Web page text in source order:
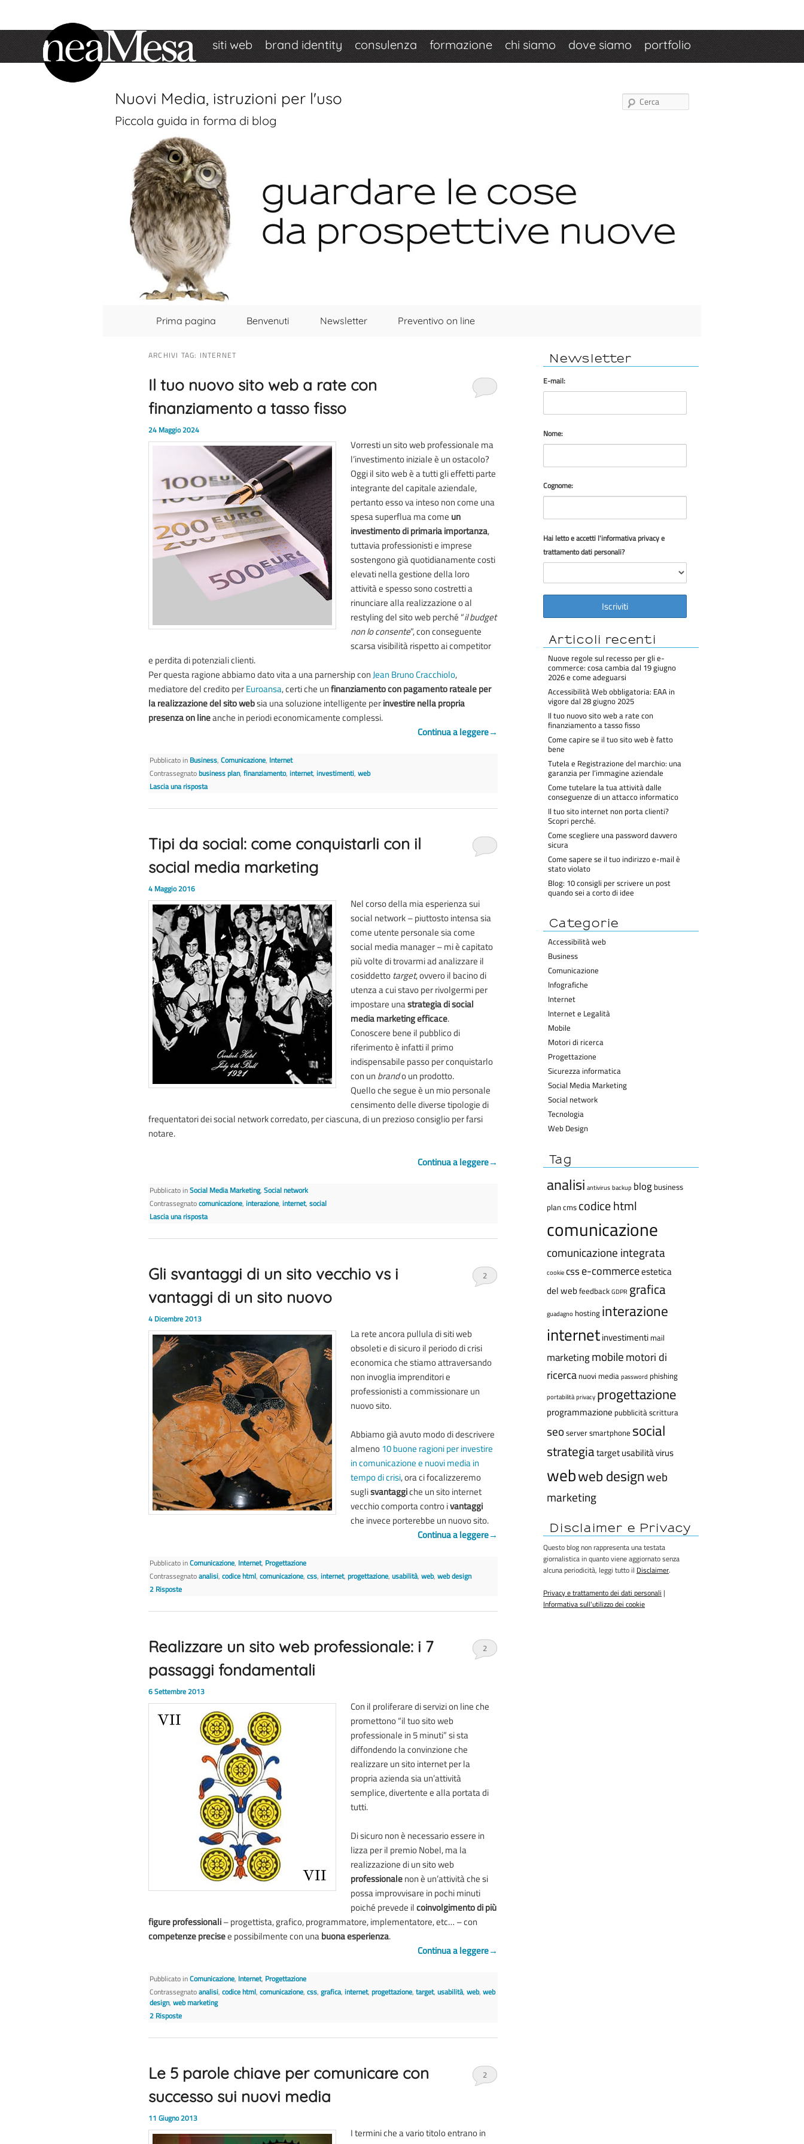
siti web brand identity consulenza formazione chi siamo dove siamo portfolio
Nuovi Media, istruzioni per l'uso
Piccola guida in forma di blog
Vai al contenuto principale
Vai al contenuto secondario
Prima pagina Benvenuti Newsletter Preventivo on line
ARCHIVI TAG: INTERNET
Il tuo nuovo sito web a rate con
finanziamento a tasso fisso
24 Maggio 2024
Vorresti un sito web professionale ma
l’investimento iniziale è un ostacolo?
Oggi il sito web è a tutti gli effetti parte
integrante del capitale aziendale,
pertanto esso va inteso non come una
spesa superflua ma comeun
investimento di primaria importanza,
tuttavia professionisti e imprese
sostengono già quotidianamente costi
elevati nella gestione della loro
attività e spesso sono costretti a
rinunciare alla realizzazione o al
restyling del sito web perché “il budget
non lo consente”, con conseguente
scarsa visibilità rispetto ai competitor
e perdita di potenziali clienti.
Per questa ragione abbiamo dato vita a una parnership conJean Bruno Cracchiolo,
mediatore del credito perEuroansa, certi che unfinanziamento con pagamento rateale per
la realizzazione del sito websia una soluzione intelligente perinvestire nella propria
presenza on lineanche in periodi economicamente complessi.
Continua a leggere→
Pubblicato inBusiness,Comunicazione, Internet
Contrassegnatobusiness plan,finanziamento,internet,investimenti,web
Lascia una risposta
Tipi da social: come conquistarli con il
social media marketing
4 Maggio 2016
Nel corso della mia esperienza sui
social network – piuttosto intensa sia
come utente personale sia come
social media manager – mi è capitato
più volte di trovarmi ad analizzare il
cosiddettotarget, ovvero il bacino di
utenza a cui stavo per rivolgermi per
impostare unastrategia di social
media marketing efficace.
Conoscere bene il pubblico di
riferimento è infatti il primo
indispensabile passo per conquistarlo
con unbrando un prodotto.
Quello che segue è un mio personale
censimento delle diverse tipologie di
frequentatori dei social network corredato, per ciascuna, di un prezioso consiglio per farsi
notare.
Continua a leggere→
Pubblicato inSocial Media Marketing,Social network
Contrassegnatocomunicazione,interazione,internet,social
Lascia una risposta
Gli svantaggi di un sito vecchio vs i
vantaggi di un sito nuovo
4 Dicembre 2013
2
La rete ancora pullula di siti web
obsoleti e di sicuro il periodo di crisi
economica che stiamo attraversando
non invoglia imprenditori e
professionisti a commissionare un
nuovo sito.
Abbiamo già avuto modo di descrivere
almeno10 buone ragioni per investire
in comunicazione e nuovi media in
tempo di crisi, ora ci focalizzeremo
suglisvantaggiche un sito internet
vecchio comporta contro ivantaggi
che invece porterebbe un nuovo sito.
Continua a leggere→
Pubblicato inComunicazione, Internet, Progettazione
Contrassegnatoanalisi,codice html,comunicazione,css,internet,progettazione,usabilità,web,web design
2Risposte
Realizzare un sito web professionale: i 7
passaggi fondamentali
6 Settembre 2013
2
Con il proliferare di servizi on line che
promettono “il tuo sito web
professionale in 5 minuti” si sta
diffondendo la convinzione che
realizzare un sito internet per la
propria azienda sia un’attività
semplice, divertente e alla portata di
tutti.
Di sicuro non è necessario essere in
lizza per il premio Nobel, ma la
realizzazione di un sito web
professionalenon è un’attività che si
possa improvvisare in pochi minuti
poiché prevede ilcoinvolgimento di più
figure professionali– progettista, grafico, programmatore, implementatore, etc… – con
competenze precisee possibilmente con unabuona esperienza.
Continua a leggere→
Pubblicato inComunicazione, Internet, Progettazione
Contrassegnatoanalisi,codice html,comunicazione,css,grafica,internet,progettazione,target,usabilità,web,web
design,web marketing
2Risposte
Le 5 parole chiave per comunicare con
successo sui nuovi media
11 Giugno 2013
2
I termini che a vario titolo entrano in
Newsletter
E-mail:
Nome:
Cognome:
Hai letto e accetti l'informativa privacy e
trattamento dati personali?
Articoli recenti
Nuove regole sul recesso per gli e-
commerce: cosa cambia dal 19 giugno
2026 e come adeguarsi
Accessibilità Web obbligatoria: EAA in
vigore dal 28 giugno 2025
Il tuo nuovo sito web a rate con
finanziamento a tasso fisso
Come capire se il tuo sito web è fatto
bene
Tutela e Registrazione del marchio: una
garanzia per l’immagine aziendale
Come tutelare la tua attività dalle
conseguenze di un attacco informatico
Il tuo sito internet non porta clienti?
Scopri perché.
Come scegliere una password davvero
sicura
Come sapere se il tuo indirizzo e-mail è
stato violato
Blog: 10 consigli per scrivere un post
quando sei a corto di idee
Categorie
Accessibilità web
Business
Comunicazione
Infografiche
Internet
Internet e Legalità
Mobile
Motori di ricerca
Progettazione
Sicurezza informatica
Social Media Marketing
Social network
Tecnologia
Web Design
Tag
analisi antivirusbackup blogbusiness
plancmscodice html
comunicazione
comunicazione integrata
cookiecsse-commerceestetica
del webfeedbackGDPR grafica
guadagno hostinginterazione
internetinvestimentimail
marketingmobilemotori di
ricercanuovi mediapassword phishing
portabilitàprivacy progettazione
programmazione pubblicitàscrittura
seoserversmartphone social
strategiatargetusabilitàvirus
webweb designweb
marketing
Disclaimer e Privacy
Questo blog non rappresenta una testata
giornalistica in quanto viene aggiornato senza
alcuna periodicità, leggi tutto ilDisclaimer.
Privacy e trattamento dei dati personali|
Informativa sull'utilizzo dei cookie